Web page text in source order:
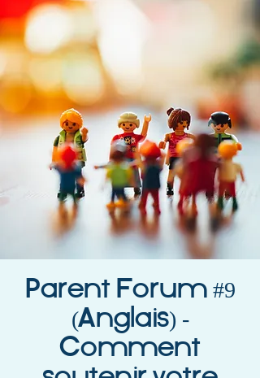
Parent Forum #9
(Anglais) -
Comment